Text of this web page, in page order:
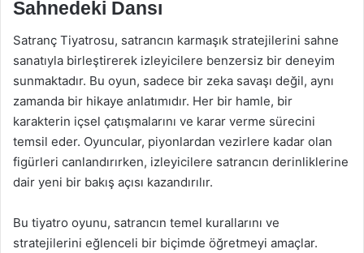
Sahnedeki Dansı
Satranç Tiyatrosu, satrancın karmaşık stratejilerini sahne
sanatıyla birleştirerek izleyicilere benzersiz bir deneyim
sunmaktadır. Bu oyun, sadece bir zeka savaşı değil, aynı
zamanda bir hikaye anlatımıdır. Her bir hamle, bir
karakterin içsel çatışmalarını ve karar verme sürecini
temsil eder. Oyuncular, piyonlardan vezirlere kadar olan
figürleri canlandırırken, izleyicilere satrancın derinliklerine
dair yeni bir bakış açısı kazandırılır.
Bu tiyatro oyunu, satrancın temel kurallarını ve
stratejilerini eğlenceli bir biçimde öğretmeyi amaçlar.